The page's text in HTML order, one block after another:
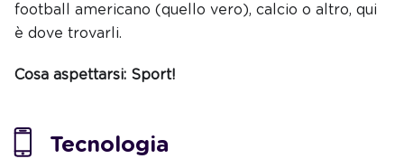
football americano (quello vero), calcio o altro, qui
è dove trovarli.
Cosa aspettarsi: Sport!
Tecnologia